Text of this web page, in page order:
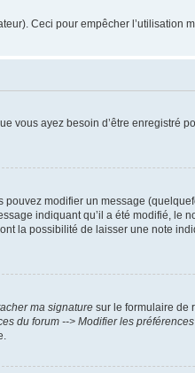
Ceci pour empêcher l’utilisation
vous ayez besoin d’être enregistré
modifier un message
indiquant qu’il a été modifié, le
la possibilité de laisser une note
ma signature sur le formulaire de
du forum --> Modifier les